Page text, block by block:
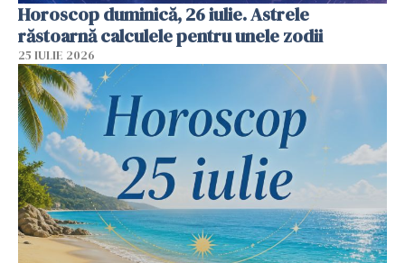
Horoscop duminică, 26 iulie. Astrele
răstoarnă calculele pentru unele zodii
25 IULIE 2026